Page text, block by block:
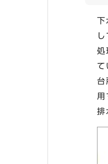
下
処
て
台
用
排